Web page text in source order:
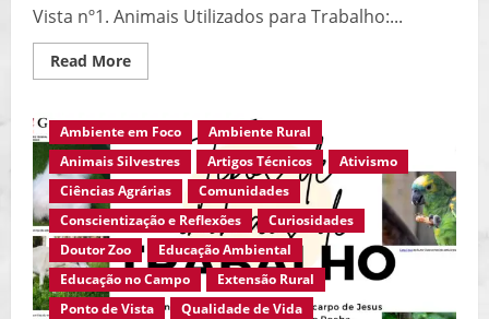
Vista nº1. Animais Utilizados para Trabalho:...
Read MoreRead
more
Domésticos,
Silvestres
e
Exóticos
Utilizados
para
Trabalhos…
Cabras,
Galinhas,
Ratos,
Elefantes,
Primatas…
Ambiente em Foco
Ambiente Rural
Animais Silvestres
Artigos Técnicos
Ativismo
Ciências Agrárias
Comunidades
Conscientização e Reflexões
Curiosidades
Doutor Zoo
Educação Ambiental
Educação no Campo
Extensão Rural
Ponto de Vista
Qualidade de Vida